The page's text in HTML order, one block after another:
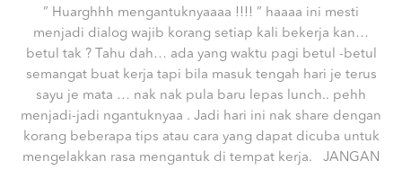
” Huarghhh mengantuknyaaaa !!!! ” haaaa ini mesti
menjadi dialog wajib korang setiap kali bekerja kan…
betul tak ? Tahu dah… ada yang waktu pagi betul -betul
semangat buat kerja tapi bila masuk tengah hari je terus
sayu je mata … nak nak pula baru lepas lunch.. pehh
menjadi-jadi ngantuknyaa . Jadi hari ini nak share dengan
korang beberapa tips atau cara yang dapat dicuba untuk
mengelakkan rasa mengantuk di tempat kerja. JANGAN